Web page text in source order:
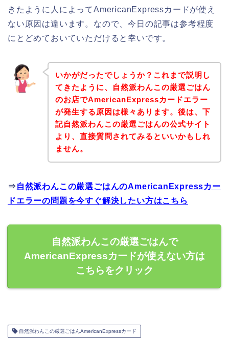
きたように人によってAmericanExpressカードが使え
ない原因は違います。なので、今日の記事は参考程度
にとどめておいていただけると幸いです。
いかがだったでしょうか？これまで説明し
てきたように、自然派わんこの厳選ごはん
のお店でAmericanExpressカードエラー
が発生する原因は様々あります。後は、下
記自然派わんこの厳選ごはんの公式サイト
より、直接質問されてみるといいかもしれ
ません。
⇒ 自然派わんこの厳選ごはんのAmericanExpressカー
ドエラーの問題を今すぐ解決したい方はこちら
自然派わんこの厳選ごはんで
AmericanExpressカードが使えない方は
こちらをクリック
自然派わんこの厳選ごはんAmericanExpressカード